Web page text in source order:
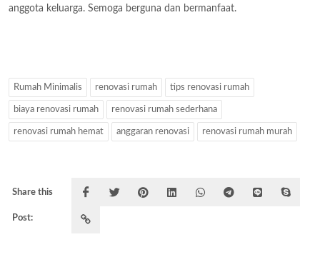
anggota keluarga. Semoga berguna dan bermanfaat.
Rumah Minimalis renovasi rumah tips renovasi rumah
biaya renovasi rumah renovasi rumah sederhana
renovasi rumah hemat anggaran renovasi renovasi rumah murah
Share this
Post: